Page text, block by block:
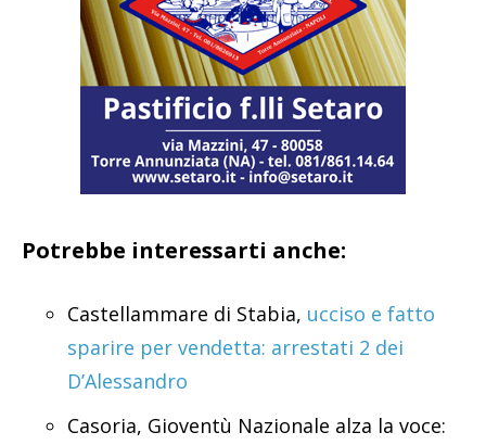
Potrebbe interessarti anche:
Castellammare di Stabia, ucciso e fatto
sparire per vendetta: arrestati 2 dei
D’Alessandro
Casoria, Gioventù Nazionale alza la voce: